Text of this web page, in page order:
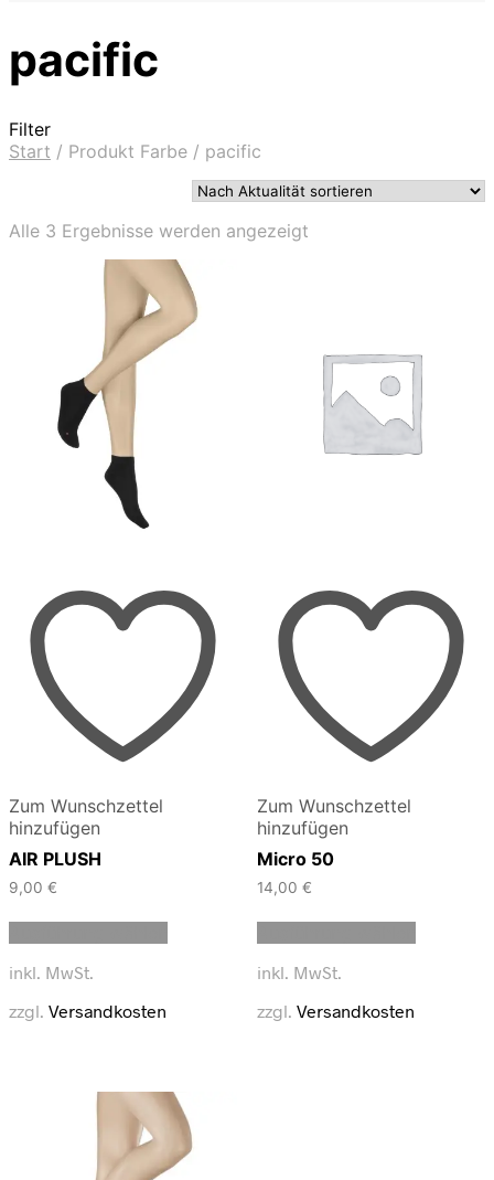
pacific
Filter
Start / Produkt Farbe / pacific
Alle 3 Ergebnisse werden angezeigt
Zum Wunschzettel
hinzufügen
AIR PLUSH
9,00 €
auf
der
Produktseite
gewählt
inkl. MwSt.
zzgl. Versandkosten
Zum Wunschzettel
hinzufügen
Micro 50
14,00 €
inkl. MwSt.
zzgl. Versandkosten